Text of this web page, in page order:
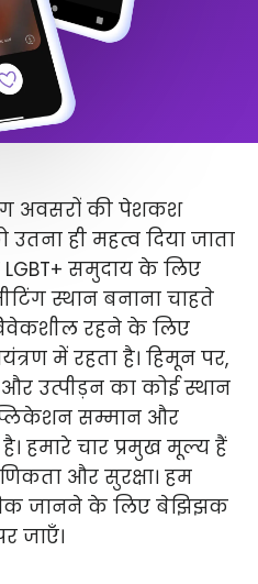
अवसरों की पेशकश
ही महत्व दिया जाता
समुदाय के लिए
स्थान बनाना चाहते
रहने के लिए
में रहता है। हिमून पर,
उत्पीड़न का कोई स्थान
सम्मान और
हमारे चार प्रमुख मूल्य हैं
और सुरक्षा। हम
जानने के लिए बेझिझक
जाएँ।